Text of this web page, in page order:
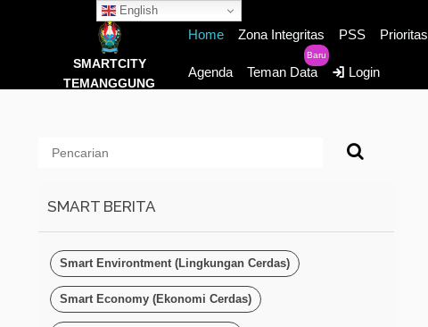
English
SMARTCITY
TEMANGGUNG
Home Zona Integritas PSS Prioritas
Agenda Teman Data
Baru
Login
SMART BERITA
Smart Environtment (Lingkungan Cerdas)
Smart Economy (Ekonomi Cerdas)